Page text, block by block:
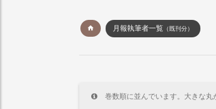
月報執筆者一覧 （既刊分）
巻数順に並んでいます。大きな丸